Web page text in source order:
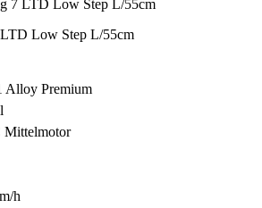
7 LTD Low Step L/55cm
Alloy Premium
Mittelmotor
h